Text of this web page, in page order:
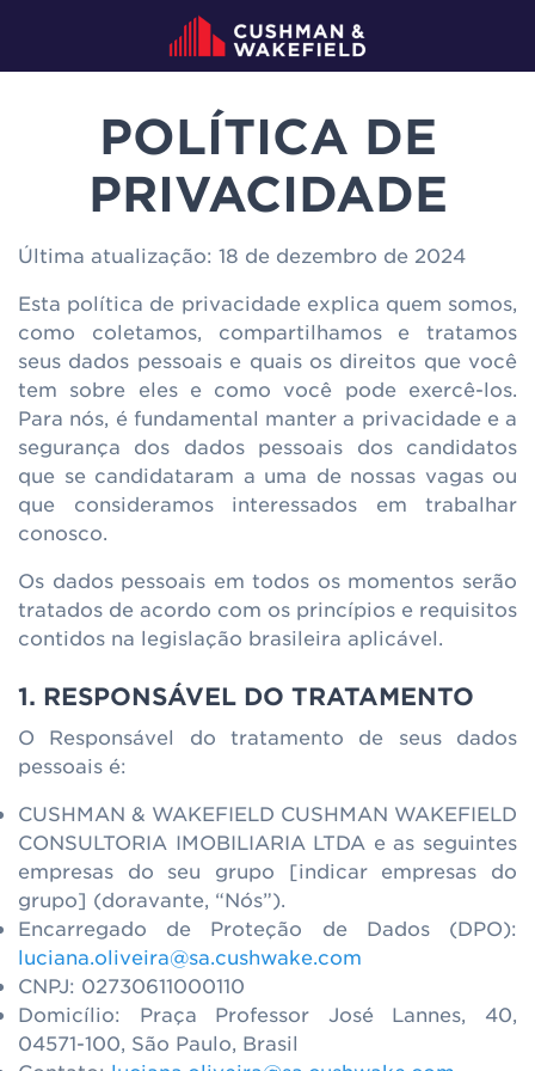
POLÍTICA DE
PRIVACIDADE
Última atualização: 18 de dezembro de 2024
Esta política de privacidade explica quem somos,
como coletamos, compartilhamos e tratamos
seus dados pessoais e quais os direitos que você
tem sobre eles e como você pode exercê-los.
Para nós, é fundamental manter a privacidade e a
segurança dos dados pessoais dos candidatos
que se candidataram a uma de nossas vagas ou
que consideramos interessados em trabalhar
conosco.
Os dados pessoais em todos os momentos serão
tratados de acordo com os princípios e requisitos
contidos na legislação brasileira aplicável.
1. RESPONSÁVEL DO TRATAMENTO
O Responsável do tratamento de seus dados
pessoais é:
CUSHMAN & WAKEFIELD CUSHMAN WAKEFIELD
CONSULTORIA IMOBILIARIA LTDA e as seguintes
empresas do seu grupo [indicar empresas do
grupo] (doravante, “Nós”).
Encarregado de Proteção de Dados (DPO):
luciana.oliveira@sa.cushwake.com
CNPJ: 02730611000110
Domicílio: Praça Professor José Lannes, 40,
04571-100, São Paulo, Brasil